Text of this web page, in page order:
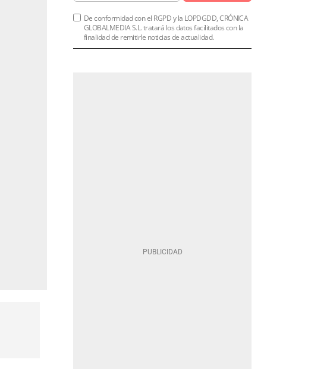
De conformidad con el RGPD y la LOPDGDD, CRÓNICA
GLOBALMEDIA S.L. tratará los datos facilitados con la
finalidad de remitirle noticias de actualidad.